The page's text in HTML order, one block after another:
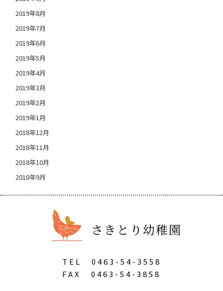
2019年8月
2019年7月
2019年6月
2019年5月
2019年4月
2019年3月
2019年2月
2019年1月
2018年12月
2018年11月
2018年10月
2018年9月
さきとり幼稚園
TEL
0463-54-3558
FAX
0463-54-3858